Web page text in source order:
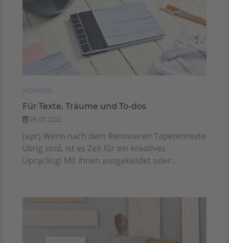
WOHNEN
Für Texte, Träume und To-dos
05.07.2022
(epr) Wenn nach dem Renovieren Tapetenreste
übrig sind, ist es Zeit für ein kreatives
Upcycling! Mit ihnen ausgekleidet oder...